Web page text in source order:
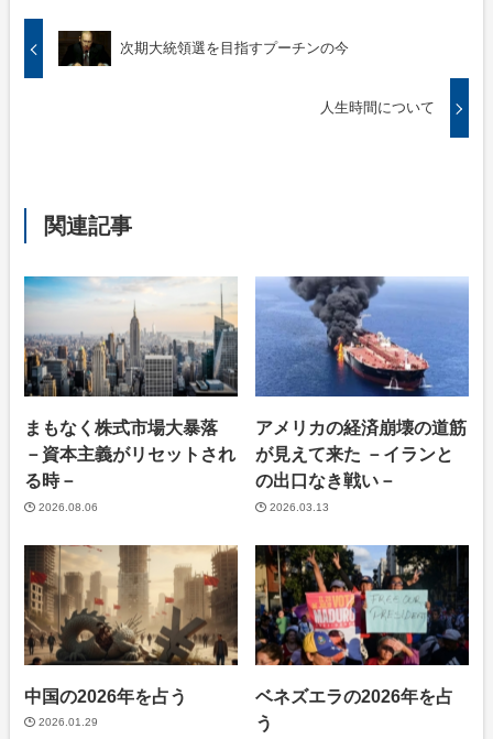
次期大統領選を目指すプーチンの今
人生時間について
関連記事
まもなく株式市場大暴落
－資本主義がリセットされ
る時－
2026.08.06
アメリカの経済崩壊の道筋
が見えて来た －イランと
の出口なき戦い－
2026.03.13
中国の2026年を占う
2026.01.29
ベネズエラの2026年を占
う